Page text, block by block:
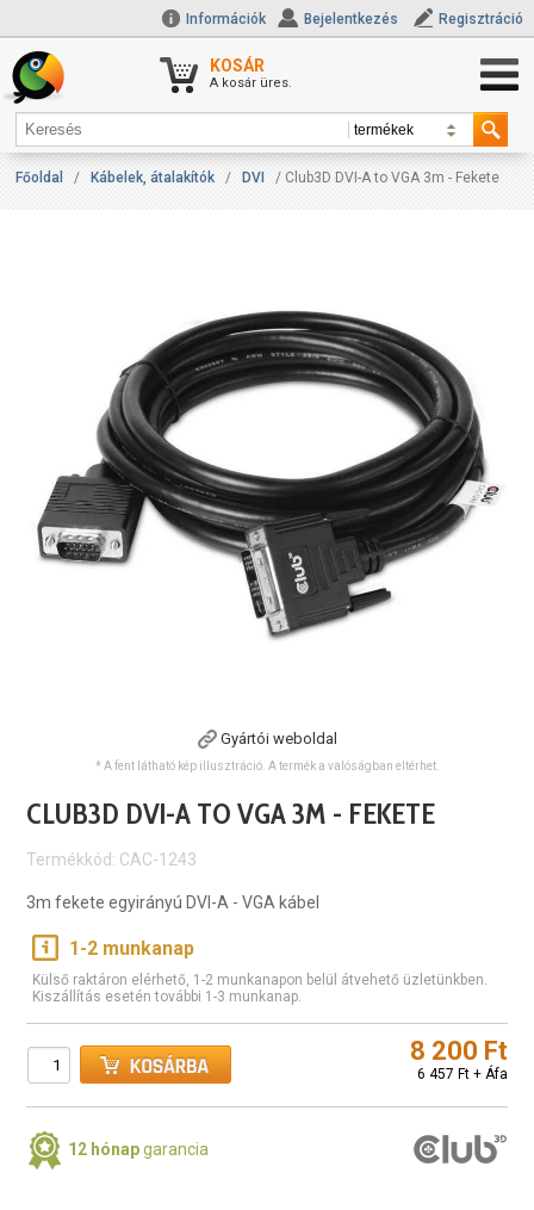
Információk Bejelentkezés Regisztráció
KOSÁR
A kosár üres.
Főoldal / Kábelek, átalakítók / DVI / Club3D DVI-A to VGA 3m - Fekete
Gyártói weboldal
* A fent látható kép illusztráció. A termék a valóságban eltérhet.
CLUB3D DVI-A TO VGA 3M - FEKETE
Termékkód: CAC-1243
3m fekete egyirányú DVI-A - VGA kábel
1-2 munkanap
Külső raktáron elérhető, 1-2 munkanapon belül átvehető üzletünkben.
Kiszállítás esetén további 1-3 munkanap.
8 200 Ft
6 457 Ft + Áfa
12 hónapgarancia